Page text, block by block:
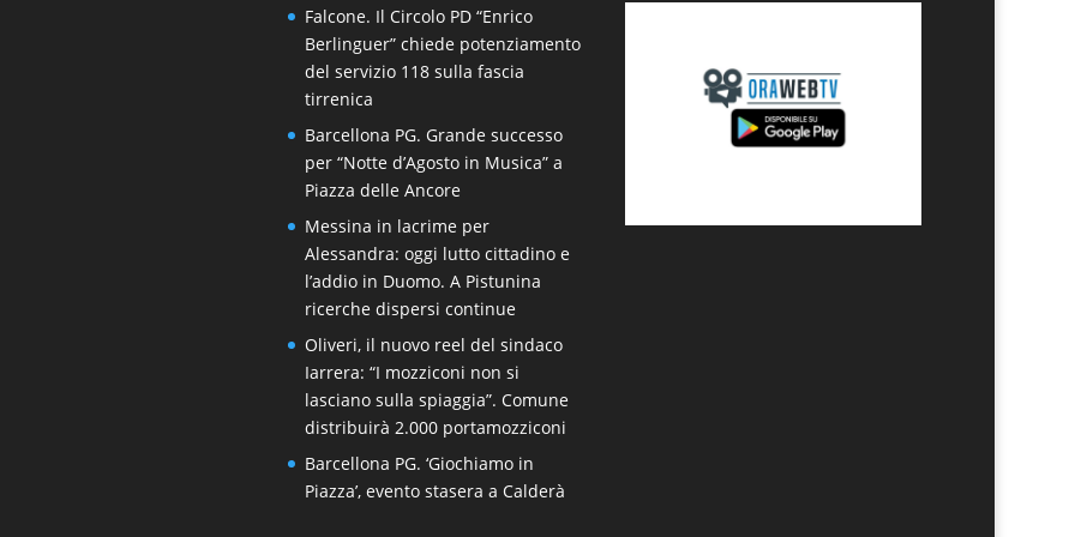
Falcone. Il Circolo PD “Enrico
Berlinguer” chiede potenziamento
del servizio 118 sulla fascia
tirrenica
Barcellona PG. Grande successo
per “Notte d’Agosto in Musica” a
Piazza delle Ancore
Messina in lacrime per
Alessandra: oggi lutto cittadino e
l’addio in Duomo. A Pistunina
ricerche dispersi continue
Oliveri, il nuovo reel del sindaco
Iarrera: “I mozziconi non si
lasciano sulla spiaggia”. Comune
distribuirà 2.000 portamozziconi
Barcellona PG. ‘Giochiamo in
Piazza’, evento stasera a Calderà